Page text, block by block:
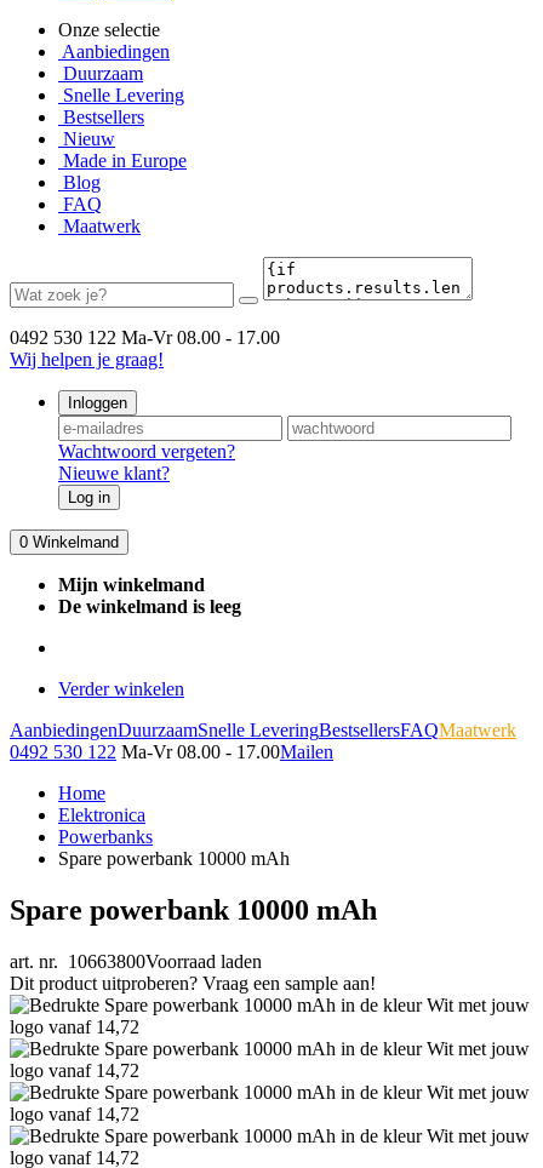
Onze selectie
Aanbiedingen
Duurzaam
Snelle Levering
Bestsellers
Nieuw
Made in Europe
Blog
FAQ
Maatwerk
0492 530 122 Ma-Vr 08.00 - 17.00
Wij helpen je graag!
Inloggen
Wachtwoord vergeten?
Nieuwe klant?
Log in
0 Winkelmand
Mijn winkelmand
De winkelmand is leeg
Verder winkelen
AanbiedingenDuurzaamSnelle LeveringBestsellersFAQMaatwerk
0492 530 122 Ma-Vr 08.00 - 17.00Mailen
Home
Elektronica
Powerbanks
Spare powerbank 10000 mAh
Spare powerbank 10000 mAh
art. nr. 10663800Voorraad laden
Dit product uitproberen? Vraag een sample aan!